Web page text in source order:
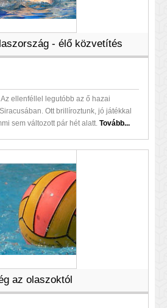
- élő közvetítés
ellenféllel legutóbb az ő hazai
Ott brillíroztunk, jó játékkal
sem változott pár hét alatt. Tovább...
az olaszoktól